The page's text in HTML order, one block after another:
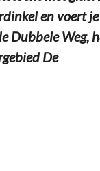
en voert
Dubbele Weg,
De